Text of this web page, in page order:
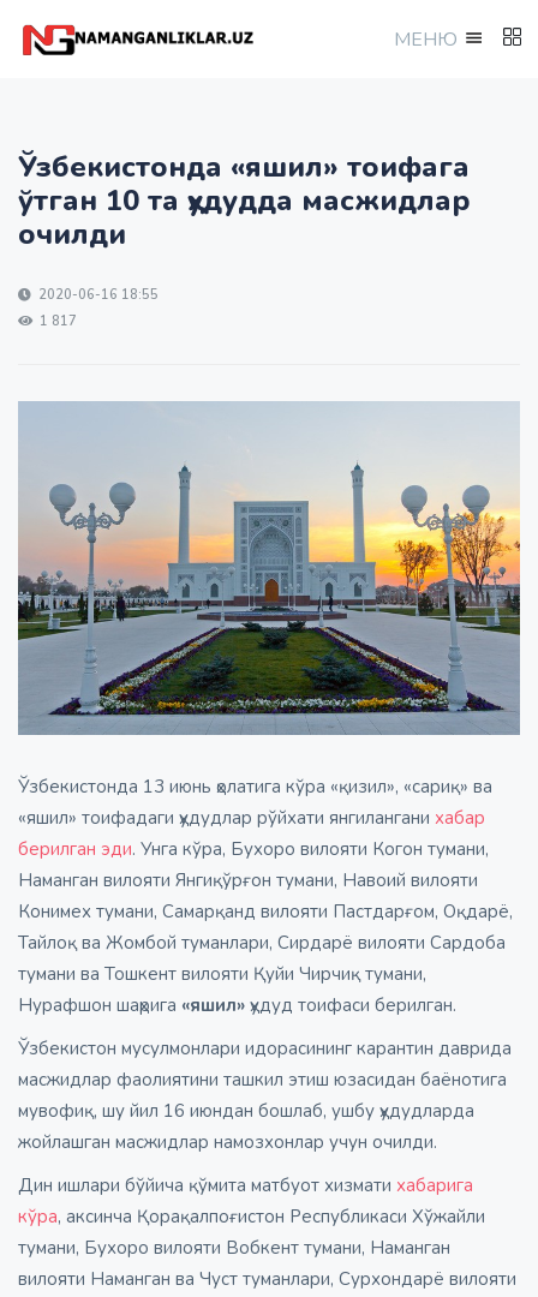
МEНЮ
Ўзбекистонда «яшил» тоифага
ўтган 10 та ҳудудда масжидлар
очилди
2020-06-16 18:55
1 817
Ўзбекистонда 13 июнь ҳолатига кўра «қизил», «сариқ» ва
«яшил» тоифадаги ҳудудлар рўйхати янгилангани хабар
берилган эди. Унга кўра, Бухоро вилояти Когон тумани,
Наманган вилояти Янгиқўрғон тумани, Навоий вилояти
Конимех тумани, Самарқанд вилояти Пастдарғом, Оқдарё,
Тайлоқ ва Жомбой туманлари, Сирдарё вилояти Сардоба
тумани ва Тошкент вилояти Қуйи Чирчиқ тумани,
Нурафшон шаҳрига «яшил» ҳудуд тоифаси берилган.
Ўзбекистон мусулмонлари идорасининг карантин даврида
масжидлар фаолиятини ташкил этиш юзасидан баёнотига
мувофиқ, шу йил 16 июндан бошлаб, ушбу ҳудудларда
жойлашган масжидлар намозхонлар учун очилди.
Дин ишлари бўйича қўмита матбуот хизмати хабарига
кўра, аксинча Қорақалпоғистон Республикаси Хўжайли
тумани, Бухоро вилояти Вобкент тумани, Наманган
вилояти Наманган ва Чуст туманлари, Сурхондарё вилояти